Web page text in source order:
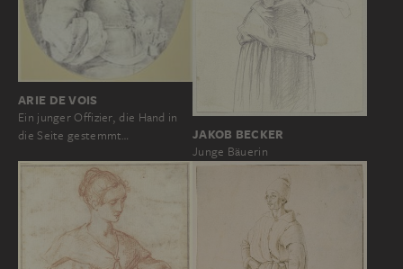
ARIE DE VOIS
Ein junger Offizier, die Hand in
die Seite gestemmt…
JAKOB BECKER
Junge Bäuerin